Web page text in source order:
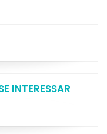
INTERESSAR